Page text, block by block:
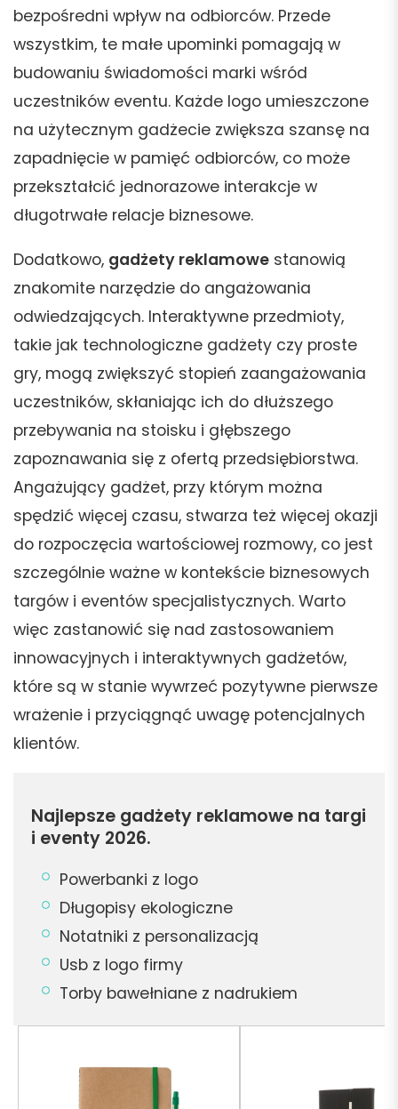
bezpośredni wpływ na odbiorców. Przede
wszystkim, te małe upominki pomagają w
budowaniu świadomości marki wśród
uczestników eventu. Każde logo umieszczone
na użytecznym gadżecie zwiększa szansę na
zapadnięcie w pamięć odbiorców, co może
przekształcić jednorazowe interakcje w
długotrwałe relacje biznesowe.
Dodatkowo, gadżety reklamowe stanowią
znakomite narzędzie do angażowania
odwiedzających. Interaktywne przedmioty,
takie jak technologiczne gadżety czy proste
gry, mogą zwiększyć stopień zaangażowania
uczestników, skłaniając ich do dłuższego
przebywania na stoisku i głębszego
zapoznawania się z ofertą przedsiębiorstwa.
Angażujący gadżet, przy którym można
spędzić więcej czasu, stwarza też więcej okazji
do rozpoczęcia wartościowej rozmowy, co jest
szczególnie ważne w kontekście biznesowych
targów i eventów specjalistycznych. Warto
więc zastanowić się nad zastosowaniem
innowacyjnych i interaktywnych gadżetów,
które są w stanie wywrzeć pozytywne pierwsze
wrażenie i przyciągnąć uwagę potencjalnych
klientów.
Najlepsze gadżety reklamowe na targi
i eventy 2026.
Powerbanki z logo
Długopisy ekologiczne
Notatniki z personalizacją
Usb z logo firmy
Torby bawełniane z nadrukiem